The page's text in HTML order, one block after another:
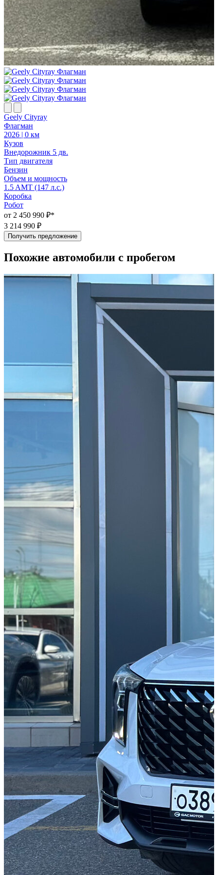
Geely Cityray
Флагман
2026 | 0 км
Кузов
Внедорожник 5 дв.
Тип двигателя
Бензин
Объем и мощность
1.5 AMT (147 л.с.)
Коробка
Робот
от 2 450 990 ₽*
3 214 990 ₽
Получить предложение
Похожие автомобили с пробегом